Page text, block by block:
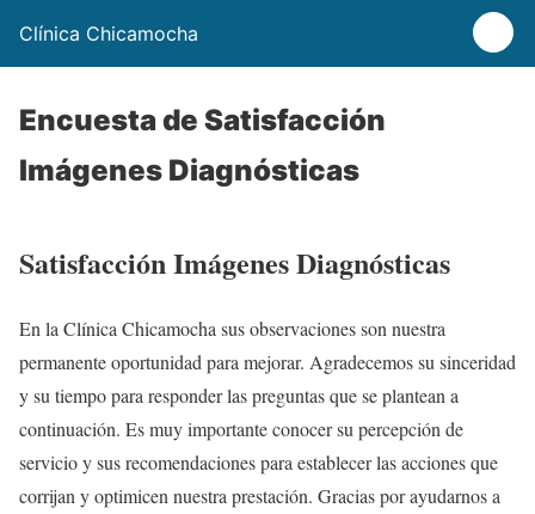
Clínica Chicamocha
Encuesta de Satisfacción
Imágenes Diagnósticas
Satisfacción Imágenes Diagnósticas
En la Clínica Chicamocha sus observaciones son nuestra
permanente oportunidad para mejorar. Agradecemos su sinceridad
y su tiempo para responder las preguntas que se plantean a
continuación. Es muy importante conocer su percepción de
servicio y sus recomendaciones para establecer las acciones que
corrijan y optimicen nuestra prestación. Gracias por ayudarnos a